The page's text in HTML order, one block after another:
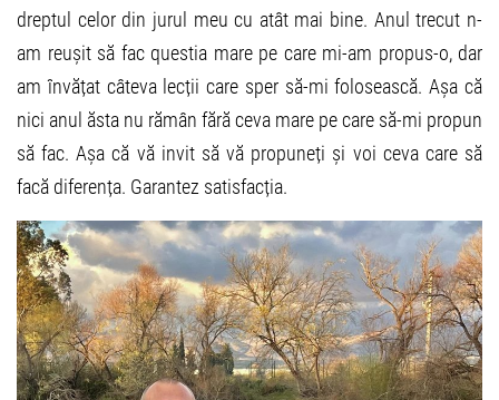
dreptul celor din jurul meu cu atât mai bine. Anul trecut n-
am reușit să fac questia mare pe care mi-am propus-o, dar
am învățat câteva lecții care sper să-mi folosească. Așa că
nici anul ăsta nu rămân fără ceva mare pe care să-mi propun
să fac. Așa că vă invit să vă propuneți și voi ceva care să
facă diferența. Garantez satisfacția.